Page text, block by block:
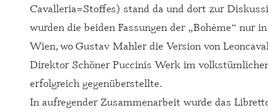
Cavalleria=Stoffes) stand da und dort zur
wurden die beiden Fassungen der „Bohème“ nur
Wien, wo Gustav Mahler die Version von
Direktor Schöner Puccinis Werk im
erfolgreich gegenüberstellte.
In aufregender Zusammenarbeit wurde das